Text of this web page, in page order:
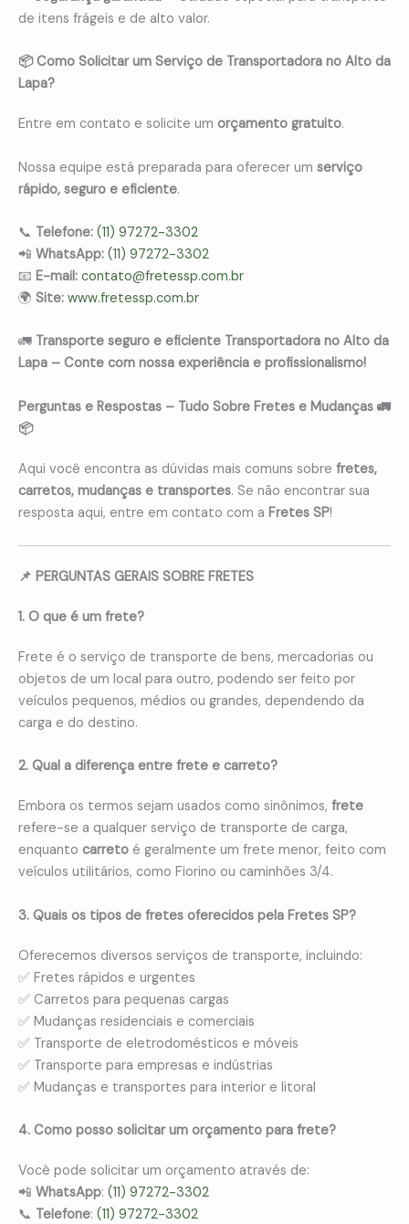
de itens frágeis e de alto valor.
📦 Como Solicitar um Serviço de Transportadora no Alto da
Lapa?
Entre em contato e solicite um orçamento gratuito.
Nossa equipe está preparada para oferecer um serviço
rápido, seguro e eficiente.
📞 Telefone: (11) 97272-3302
📲 WhatsApp: (11) 97272-3302
📧 E-mail: contato@fretessp.com.br
🌍 Site: www.fretessp.com.br
🚛 Transporte seguro e eficiente Transportadora no Alto da
Lapa – Conte com nossa experiência e profissionalismo!
Perguntas e Respostas – Tudo Sobre Fretes e Mudanças 🚛
📦
Aqui você encontra as dúvidas mais comuns sobre fretes,
carretos, mudanças e transportes. Se não encontrar sua
resposta aqui, entre em contato com a Fretes SP!
📌 PERGUNTAS GERAIS SOBRE FRETES
1. O que é um frete?
Frete é o serviço de transporte de bens, mercadorias ou
objetos de um local para outro, podendo ser feito por
veículos pequenos, médios ou grandes, dependendo da
carga e do destino.
2. Qual a diferença entre frete e carreto?
Embora os termos sejam usados como sinônimos, frete
refere-se a qualquer serviço de transporte de carga,
enquanto carreto é geralmente um frete menor, feito com
veículos utilitários, como Fiorino ou caminhões 3/4.
3. Quais os tipos de fretes oferecidos pela Fretes SP?
Oferecemos diversos serviços de transporte, incluindo:
✅ Fretes rápidos e urgentes
✅ Carretos para pequenas cargas
✅ Mudanças residenciais e comerciais
✅ Transporte de eletrodomésticos e móveis
✅ Transporte para empresas e indústrias
✅ Mudanças e transportes para interior e litoral
4. Como posso solicitar um orçamento para frete?
Você pode solicitar um orçamento através de:
📲 WhatsApp: (11) 97272-3302
📞 Telefone: (11) 97272-3302